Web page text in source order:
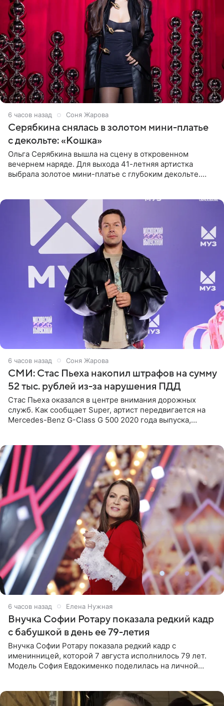
6 часов назад Соня Жарова
Серябкина снялась в золотом мини-платье
с декольте: «Кошка»
Ольга Серябкина вышла на сцену в откровенном
вечернем наряде. Для выхода 41-летняя артистка
выбрала золотое мини-платье с глубоким декольте.
6 часов назад Соня Жарова
СМИ: Стас Пьеха накопил штрафов на сумму
52 тыс. рублей из-за нарушения ПДД
Стас Пьеха оказался в центре внимания дорожных
служб. Как сообщает Super, артист передвигается на
Mercedes-Benz G-Class G 500 2020 года выпуска,
6 часов назад Елена Нужная
Внучка Софии Ротару показала редкий кадр
с бабушкой в день ее 79-летия
Внучка Софии Ротару показала редкий кадр с
именинницей, которой 7 августа исполнилось 79 лет.
Модель София Евдокименко поделилась на личной